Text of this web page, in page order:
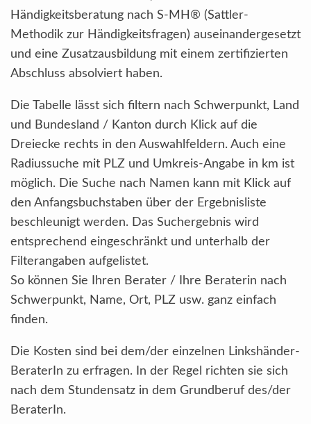
Händigkeitsberatung nach S-MH® (Sattler-
Methodik zur Händigkeitsfragen) auseinandergesetzt
und eine Zusatzausbildung mit einem zertifizierten
Abschluss absolviert haben.
Die Tabelle lässt sich filtern nach Schwerpunkt, Land
und Bundesland / Kanton durch Klick auf die
Dreiecke rechts in den Auswahlfeldern. Auch eine
Radiussuche mit PLZ und Umkreis-Angabe in km ist
möglich. Die Suche nach Namen kann mit Klick auf
den Anfangsbuchstaben über der Ergebnisliste
beschleunigt werden. Das Suchergebnis wird
entsprechend eingeschränkt und unterhalb der
Filterangaben aufgelistet.
So können Sie Ihren Berater / Ihre Beraterin nach
Schwerpunkt, Name, Ort, PLZ usw. ganz einfach
finden.
Die Kosten sind bei dem/der einzelnen Linkshänder-
BeraterIn zu erfragen. In der Regel richten sie sich
nach dem Stundensatz in dem Grundberuf des/der
BeraterIn.